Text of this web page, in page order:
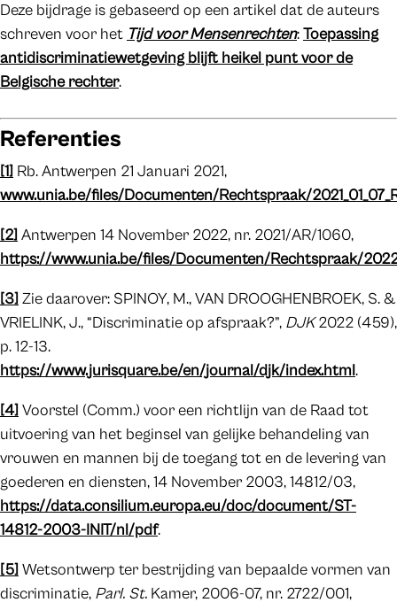
Deze bijdrage is gebaseerd op een artikel dat de auteurs
schreven voor het Tijd voor Mensenrechten:Toepassing
antidiscriminatiewetgeving blijft heikel punt voor de
Belgische rechter.
Referenties
[1] Rb. Antwerpen 21 Januari 2021,
www.unia.be/files/Documenten/Rechtspraak/
[2] Antwerpen 14 November 2022, nr. 2021/AR/1060,
https://www.unia.be/files/Documenten/Rechtspraak/
[3] Zie daarover: SPINOY, M., VAN DROOGHENBROEK, S. &
VRIELINK, J., “Discriminatie op afspraak?”, DJK2022 (459),
p. 12-13.
https://www.jurisquare.be/en/journal/djk/index.html.
[4] Voorstel (Comm.) voor een richtlijn van de Raad tot
uitvoering van het beginsel van gelijke behandeling van
vrouwen en mannen bij de toegang tot en de levering van
goederen en diensten, 14 November 2003, 14812/03,
https://data.consilium.europa.eu/doc/document/ST-
14812-2003-INIT/nl/pdf.
[5] Wetsontwerp ter bestrijding van bepaalde vormen van
discriminatie, Parl. St. Kamer, 2006-07, nr. 2722/001,